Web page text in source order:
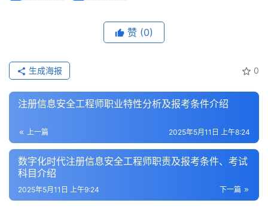
赞 (0)
0
生成海报
注册信息安全工程师职业特性分析及报考条件介绍
上一篇 2025年5月11日 上午8:24
数字化时代注册信息安全工程师职责及报考条件、考试
科目介绍
下一篇
2025年5月11日 上午9:24